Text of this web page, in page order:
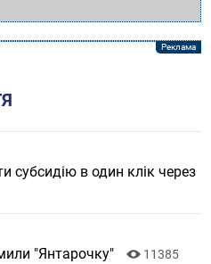
субсидію в один клік через
"Янтарочку"
11385